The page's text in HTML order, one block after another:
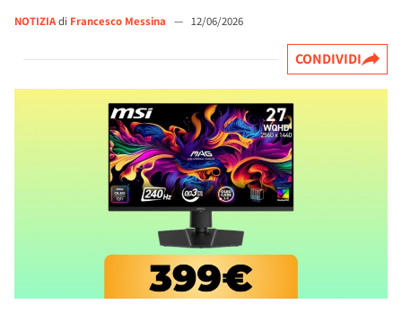
NOTIZIAdi Francesco Messina — 12/06/2026
CONDIVIDI